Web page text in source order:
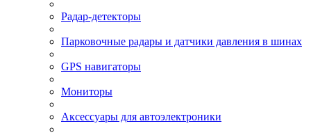
Радар-детекторы
Парковочные радары и датчики давления в шинах
GPS навигаторы
Мониторы
Аксессуары для автоэлектроники